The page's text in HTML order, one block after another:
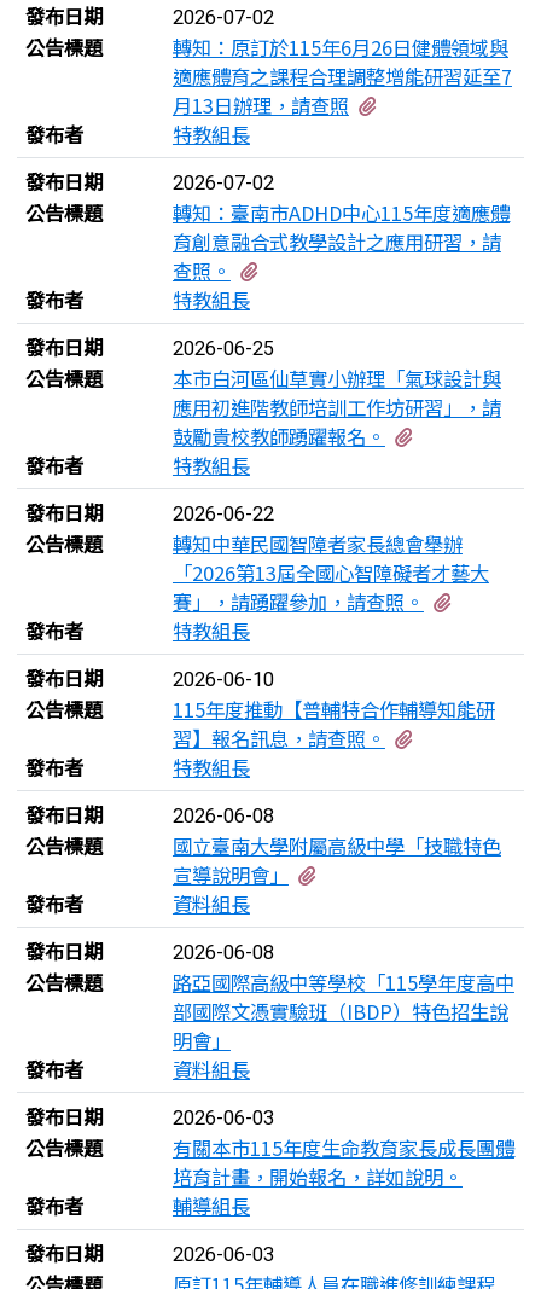
發布日期
2026-07-02
公告標題
轉知：原訂於115年6月26日健體領域與
適應體育之課程合理調整增能研習延至7
月13日辦理，請查照
發布者
特教組長
發布日期
2026-07-02
公告標題
轉知：臺南市ADHD中心115年度適應體
育創意融合式教學設計之應用研習，請
查照。
發布者
特教組長
發布日期
2026-06-25
公告標題
本市白河區仙草實小辦理「氣球設計與
應用初進階教師培訓工作坊研習」，請
鼓勵貴校教師踴躍報名。
發布者
特教組長
發布日期
2026-06-22
公告標題
轉知中華民國智障者家長總會舉辦
「2026第13屆全國心智障礙者才藝大
賽」，請踴躍參加，請查照。
發布者
特教組長
發布日期
2026-06-10
公告標題
115年度推動【普輔特合作輔導知能研
習】報名訊息，請查照。
發布者
特教組長
發布日期
2026-06-08
公告標題
國立臺南大學附屬高級中學「技職特色
宣導說明會」
發布者
資料組長
發布日期
2026-06-08
公告標題
路亞國際高級中等學校「115學年度高中
部國際文憑實驗班（IBDP）特色招生說
明會」
發布者
資料組長
發布日期
2026-06-03
公告標題
有關本市115年度生命教育家長成長團體
培育計畫，開始報名，詳如說明。
發布者
輔導組長
發布日期
2026-06-03